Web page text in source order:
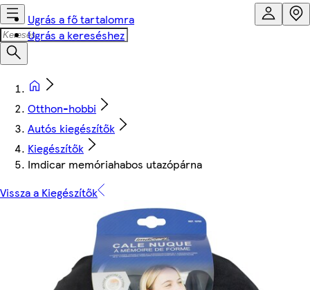
Ugrás a fő tartalomra
Ugrás a kereséshez
Otthon-hobbi
Autós kiegészítők
Kiegészítők
Imdicar memóriahabos utazópárna
Vissza a Kiegészítők